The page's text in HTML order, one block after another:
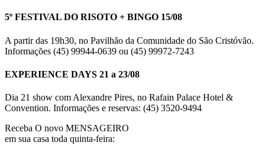
5º FESTIVAL DO RISOTO + BINGO 15/08
A partir das 19h30, no Pavilhão da Comunidade do São Cristóvão.
Informações (45) 99944-0639 ou (45) 99972-7243
EXPERIENCE DAYS 21 a 23/08
Dia 21 show com Alexandre Pires, no Rafain Palace Hotel &
Convention. Informações e reservas: (45) 3520-9494
Receba O novo MENSAGEIRO
em sua casa toda quinta-feira: